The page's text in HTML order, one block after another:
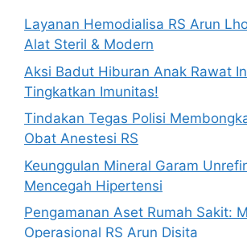
Layanan Hemodialisa RS Arun
Alat Steril & Modern
Aksi Badut Hiburan Anak Rawat
Tingkatkan Imunitas!
Tindakan Tegas Polisi
Obat Anestesi RS
Keunggulan Mineral Garam
Mencegah Hipertensi
Pengamanan Aset Rumah Sakit:
Operasional RS Arun Disita